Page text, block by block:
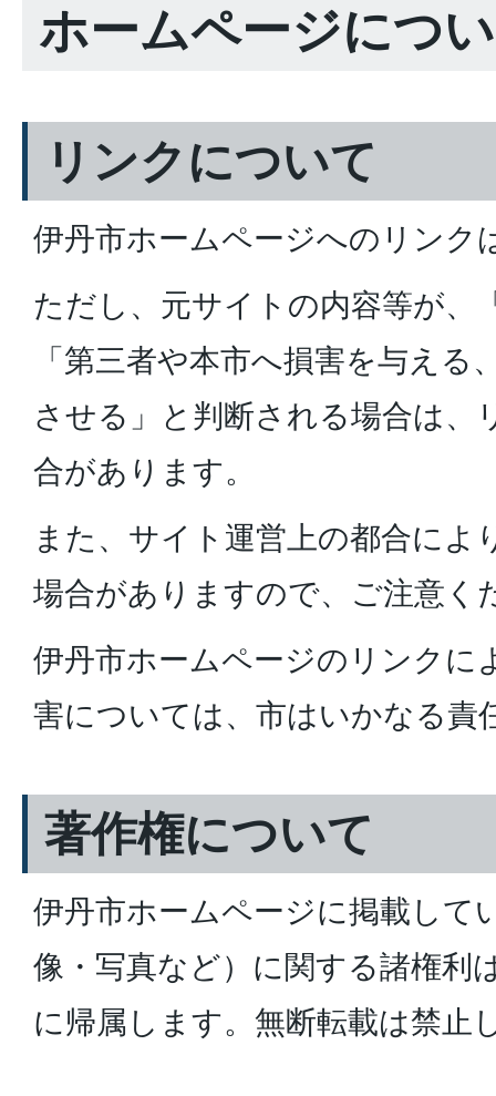
ホームページにつ
リンクについて
伊丹市ホームページへのリンク
ただし、元サイトの内容等が、
「第三者や本市へ損害を与える
させる」と判断される場合は、
合があります。
また、サイト運営上の都合によ
場合がありますので、ご注意く
伊丹市ホームページのリンクに
害については、市はいかなる責
著作権について
伊丹市ホームページに掲載して
像・写真など）に関する諸権利
に帰属します。無断転載は禁止